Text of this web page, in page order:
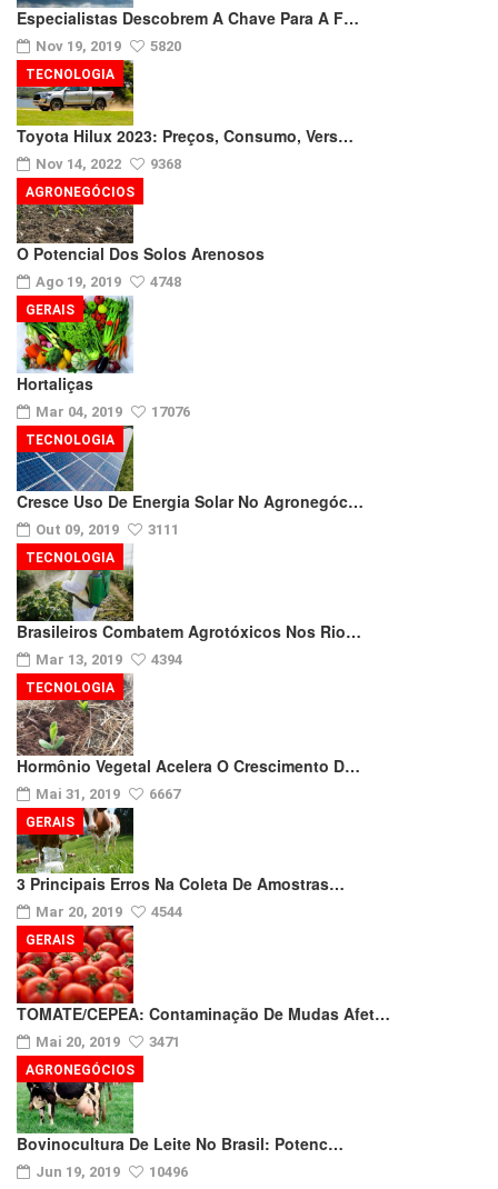
Especialistas Descobrem A Chave Para A F…
Nov 19, 2019 5820
Toyota Hilux 2023: Preços, Consumo, Vers…
Nov 14, 2022 9368
TECNOLOGIA
O Potencial Dos Solos Arenosos
Ago 19, 2019 4748
AGRONEGÓCIOS
Hortaliças
Mar 04, 2019 17076
GERAIS
Cresce Uso De Energia Solar No Agronegóc…
Out 09, 2019 3111
TECNOLOGIA
Brasileiros Combatem Agrotóxicos Nos Rio…
Mar 13, 2019 4394
TECNOLOGIA
Hormônio Vegetal Acelera O Crescimento D…
Mai 31, 2019 6667
TECNOLOGIA
3 Principais Erros Na Coleta De Amostras…
Mar 20, 2019 4544
GERAIS
TOMATE/CEPEA: Contaminação De Mudas Afet…
Mai 20, 2019 3471
GERAIS
Bovinocultura De Leite No Brasil: Potenc…
Jun 19, 2019 10496
AGRONEGÓCIOS